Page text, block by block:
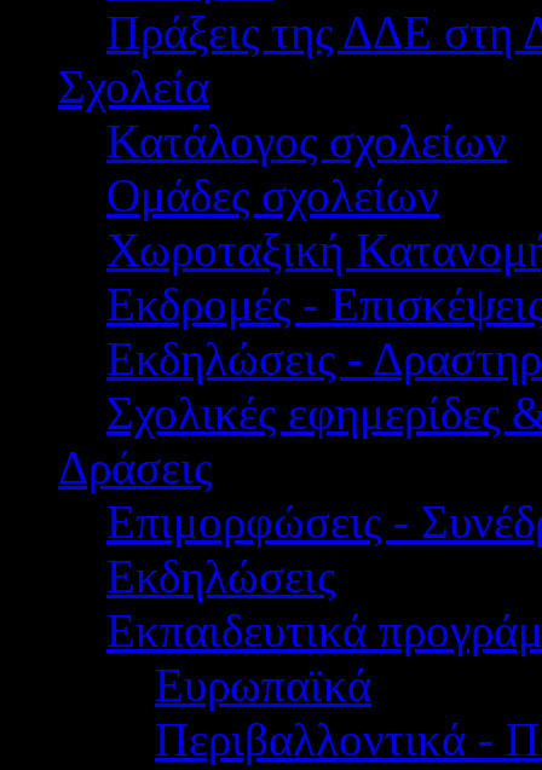
Πράξεις της ΔΔΕ στη
Σχολεία
Κατάλογος σχολείων
Ομάδες σχολείων
Χωροταξική
Εκδρομές -
Εκδηλώσεις -
Σχολικές εφημερίδες
Δράσεις
Επιμορφώσεις -
Εκδηλώσεις
Εκπαιδευτικά
Ευρωπαϊκά
Περιβαλλοντικά -